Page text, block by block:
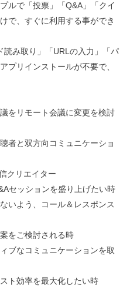
ルで「投票」「Q&A」「クイ
で、すぐに利用する事ができ
読み取り」「URLの入力」「パ
プリインストールが不要で、
をリモート会議に変更を検討
者と双方向コミュニケーショ
クリエイター
セッションを盛り上げたい時
いよう、コール＆レスポンス
をご検討される時
ブなコミュニケーションを取
ト効率を最大化したい時